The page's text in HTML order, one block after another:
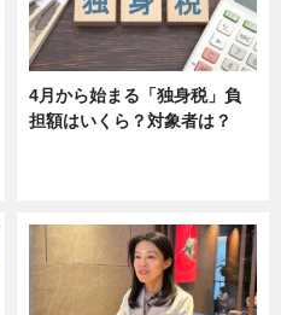
4月から始まる「独身税」負
担額はいくら？対象者は？